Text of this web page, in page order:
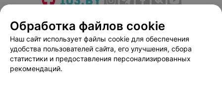
Медицинский маркетинг
Публичный договор
Пользовательское соглашение
Способы оплаты
Вакансии
Партнеры
Написать руководителю 103.by
Обработка файлов cookie
Наш сайт использует файлы cookie для обеспечения
удобства пользователей сайта, его улучшения, сбора
статистики и предоставления персонализированных
рекомендаций.